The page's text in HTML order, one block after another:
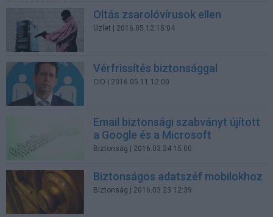
Oltás zsarolóvírusok ellen
Üzlet | 2016.05.12 15:04
Vérfrissítés biztonsággal
CIO | 2016.05.11 12:00
Email biztonsági szabványt újított
a Google és a Microsoft
Biztonság | 2016.03.24 15:00
Biztonságos adatszéf mobilokhoz
Biztonság | 2016.03.23 12:39